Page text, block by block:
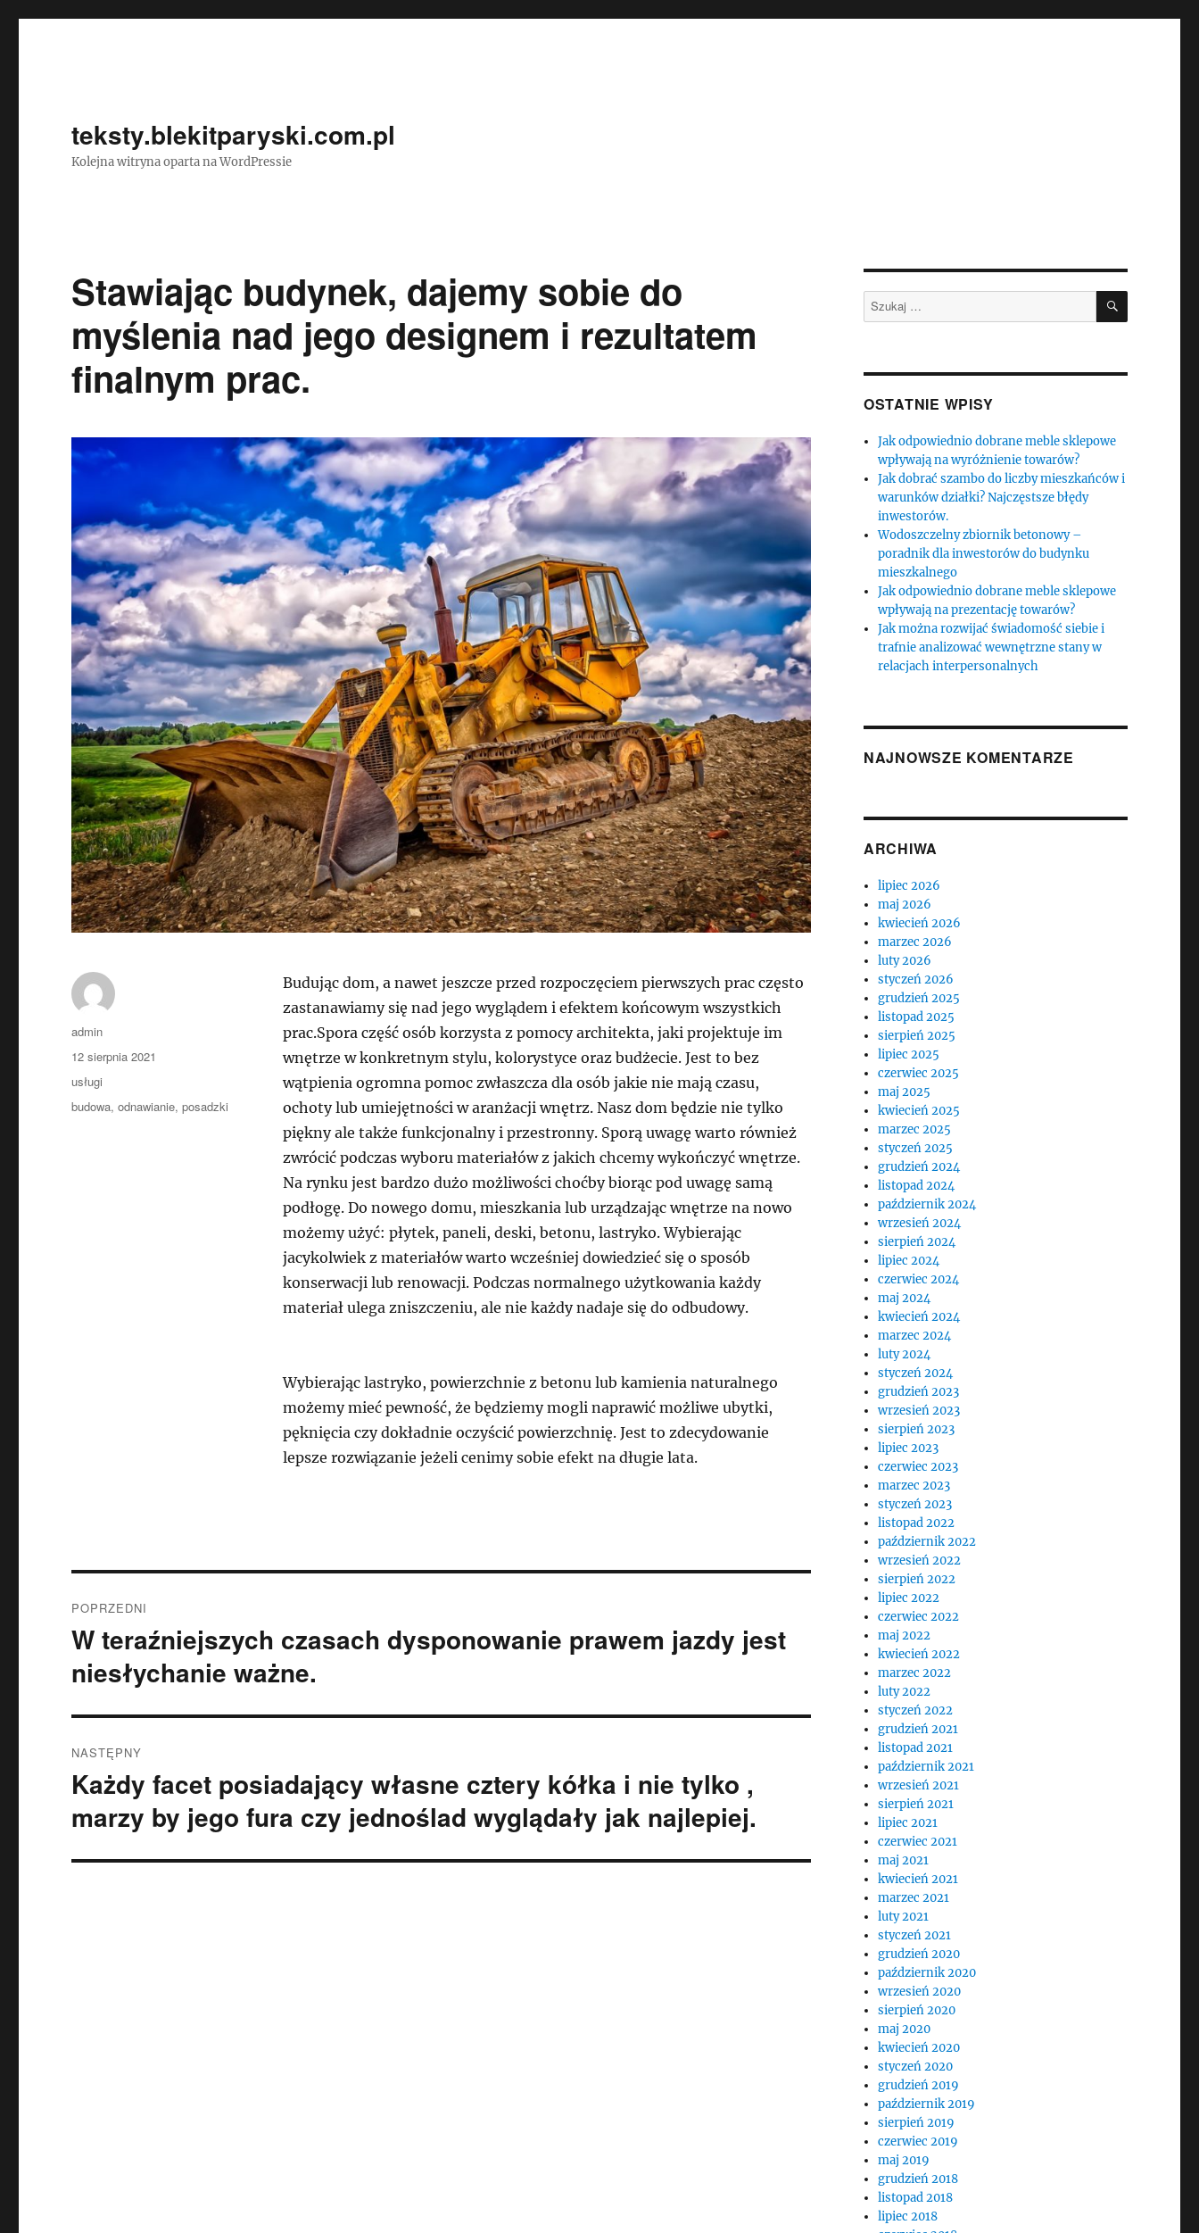
teksty.blekitparyski.com.pl
Kolejna witryna oparta na WordPressie
Stawiając budynek, dajemy sobie do
myślenia nad jego designem i rezultatem
finalnym prac.
Budując dom, a nawet jeszcze przed rozpoczęciem pierwszych prac często
zastanawiamy się nad jego wyglądem i efektem końcowym wszystkich
prac.Spora część osób korzysta z pomocy architekta, jaki projektuje im
wnętrze w konkretnym stylu, kolorystyce oraz budżecie. Jest to bez
wątpienia ogromna pomoc zwłaszcza dla osób jakie nie mają czasu,
ochoty lub umiejętności w aranżacji wnętrz. Nasz dom będzie nie tylko
piękny ale także funkcjonalny i przestronny. Sporą uwagę warto również
zwrócić podczas wyboru materiałów z jakich chcemy wykończyć wnętrze.
Na rynku jest bardzo dużo możliwości choćby biorąc pod uwagę samą
podłogę. Do nowego domu, mieszkania lub urządzając wnętrze na nowo
możemy użyć: płytek, paneli, deski, betonu, lastryko. Wybierając
jacykolwiek z materiałów warto wcześniej dowiedzieć się o sposób
konserwacji lub renowacji. Podczas normalnego użytkowania każdy
materiał ulega zniszczeniu, ale nie każdy nadaje się do odbudowy.
Wybierając lastryko, powierzchnie z betonu lub kamienia naturalnego
możemy mieć pewność, że będziemy mogli naprawić możliwe ubytki,
pęknięcia czy dokładnie oczyścić powierzchnię. Jest to zdecydowanie
lepsze rozwiązanie jeżeli cenimy sobie efekt na długie lata.
Autor
admin
Data
publikacji
12 sierpnia 2021
Kategorie
usługi
Tagi
budowa,odnawianie,posadzki
wpisu
POPRZEDNI
Poprzedni
wpis:
W teraźniejszych czasach dysponowanie prawem jazdy jest
niesłychanie ważne.
NASTĘPNY
Następny
Każdy facet posiadający własne cztery kółka i nie tylko ,
marzy by jego fura czy jednoślad wyglądały jak najlepiej.
Szukaj: SZUKAJ
OSTATNIE WPISY
Jak odpowiednio dobrane meble sklepowe
wpływają na wyróżnienie towarów?
Jak dobrać szambo do liczby mieszkańców i
warunków działki? Najczęstsze błędy
inwestorów.
Wodoszczelny zbiornik betonowy –
poradnik dla inwestorów do budynku
mieszkalnego
Jak odpowiednio dobrane meble sklepowe
wpływają na prezentację towarów?
Jak można rozwijać świadomość siebie i
trafnie analizować wewnętrzne stany w
relacjach interpersonalnych
NAJNOWSZE KOMENTARZE
ARCHIWA
lipiec 2026
maj 2026
kwiecień 2026
marzec 2026
luty 2026
styczeń 2026
grudzień 2025
listopad 2025
sierpień 2025
lipiec 2025
czerwiec 2025
maj 2025
kwiecień 2025
marzec 2025
styczeń 2025
grudzień 2024
listopad 2024
październik 2024
wrzesień 2024
sierpień 2024
lipiec 2024
czerwiec 2024
maj 2024
kwiecień 2024
marzec 2024
luty 2024
styczeń 2024
grudzień 2023
wrzesień 2023
sierpień 2023
lipiec 2023
czerwiec 2023
marzec 2023
styczeń 2023
listopad 2022
październik 2022
wrzesień 2022
sierpień 2022
lipiec 2022
czerwiec 2022
maj 2022
kwiecień 2022
marzec 2022
luty 2022
styczeń 2022
grudzień 2021
listopad 2021
październik 2021
wrzesień 2021
sierpień 2021
lipiec 2021
czerwiec 2021
maj 2021
kwiecień 2021
marzec 2021
luty 2021
styczeń 2021
grudzień 2020
październik 2020
wrzesień 2020
sierpień 2020
maj 2020
kwiecień 2020
styczeń 2020
grudzień 2019
październik 2019
sierpień 2019
czerwiec 2019
maj 2019
grudzień 2018
listopad 2018
lipiec 2018